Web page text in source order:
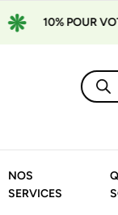
10% POUR VOTRE
NOS
SERVICES